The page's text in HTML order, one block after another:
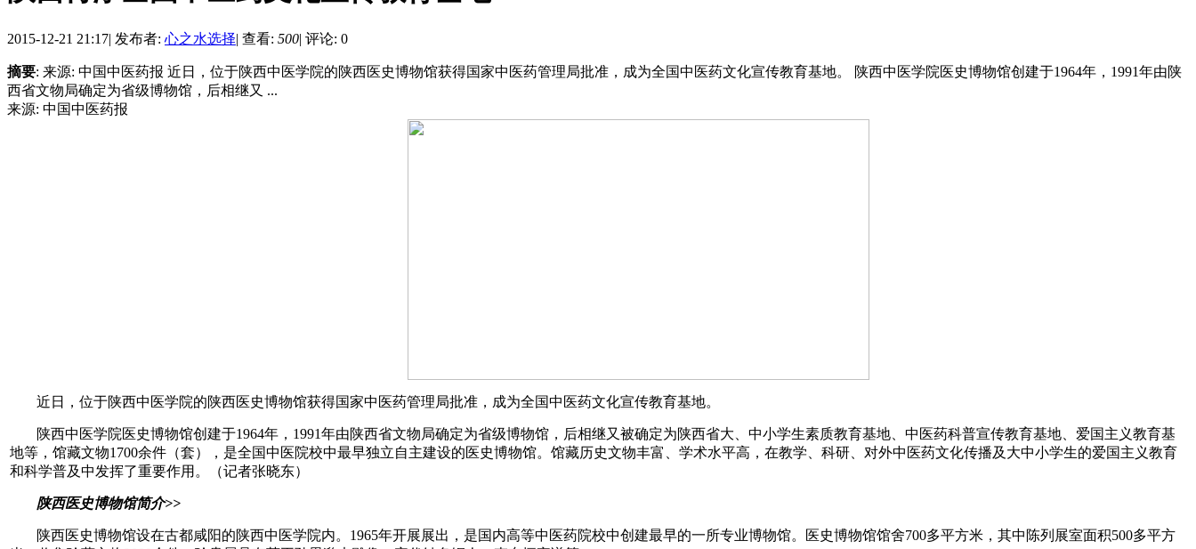
2015-12-21 21:17| 发布者: 心之水选择| 查看: 500| 评论: 0
摘要: 来源: 中国中医药报 近日，位于陕西中医学院的陕西医史博物馆获得国家中医药管理局批准，成为全国中医药文化宣传教育基地。 陕西中医学院医史博物馆创建于1964年，1991年由陕
西省文物局确定为省级博物馆，后相继又 ...
来源: 中国中医药报
近日，位于陕西中医学院的陕西医史博物馆获得国家中医药管理局批准，成为全国中医药文化宣传教育基地。
陕西中医学院医史博物馆创建于1964年，1991年由陕西省文物局确定为省级博物馆，后相继又被确定为陕西省大、中小学生素质教育基地、中医药科普宣传教育基地、爱国主义教育基
地等，馆藏文物1700余件（套），是全国中医院校中最早独立自主建设的医史博物馆。馆藏历史文物丰富、学术水平高，在教学、科研、对外中医药文化传播及大中小学生的爱国主义教育
和科学普及中发挥了重要作用。（记者张晓东）
陕西医史博物馆简介>>
陕西医史博物馆设在古都咸阳的陕西中医学院内。1965年开展展出，是国内高等中医药院校中创建最早的一所专业博物馆。医史博物馆馆舍700多平方米，其中陈列展室面积500多平方